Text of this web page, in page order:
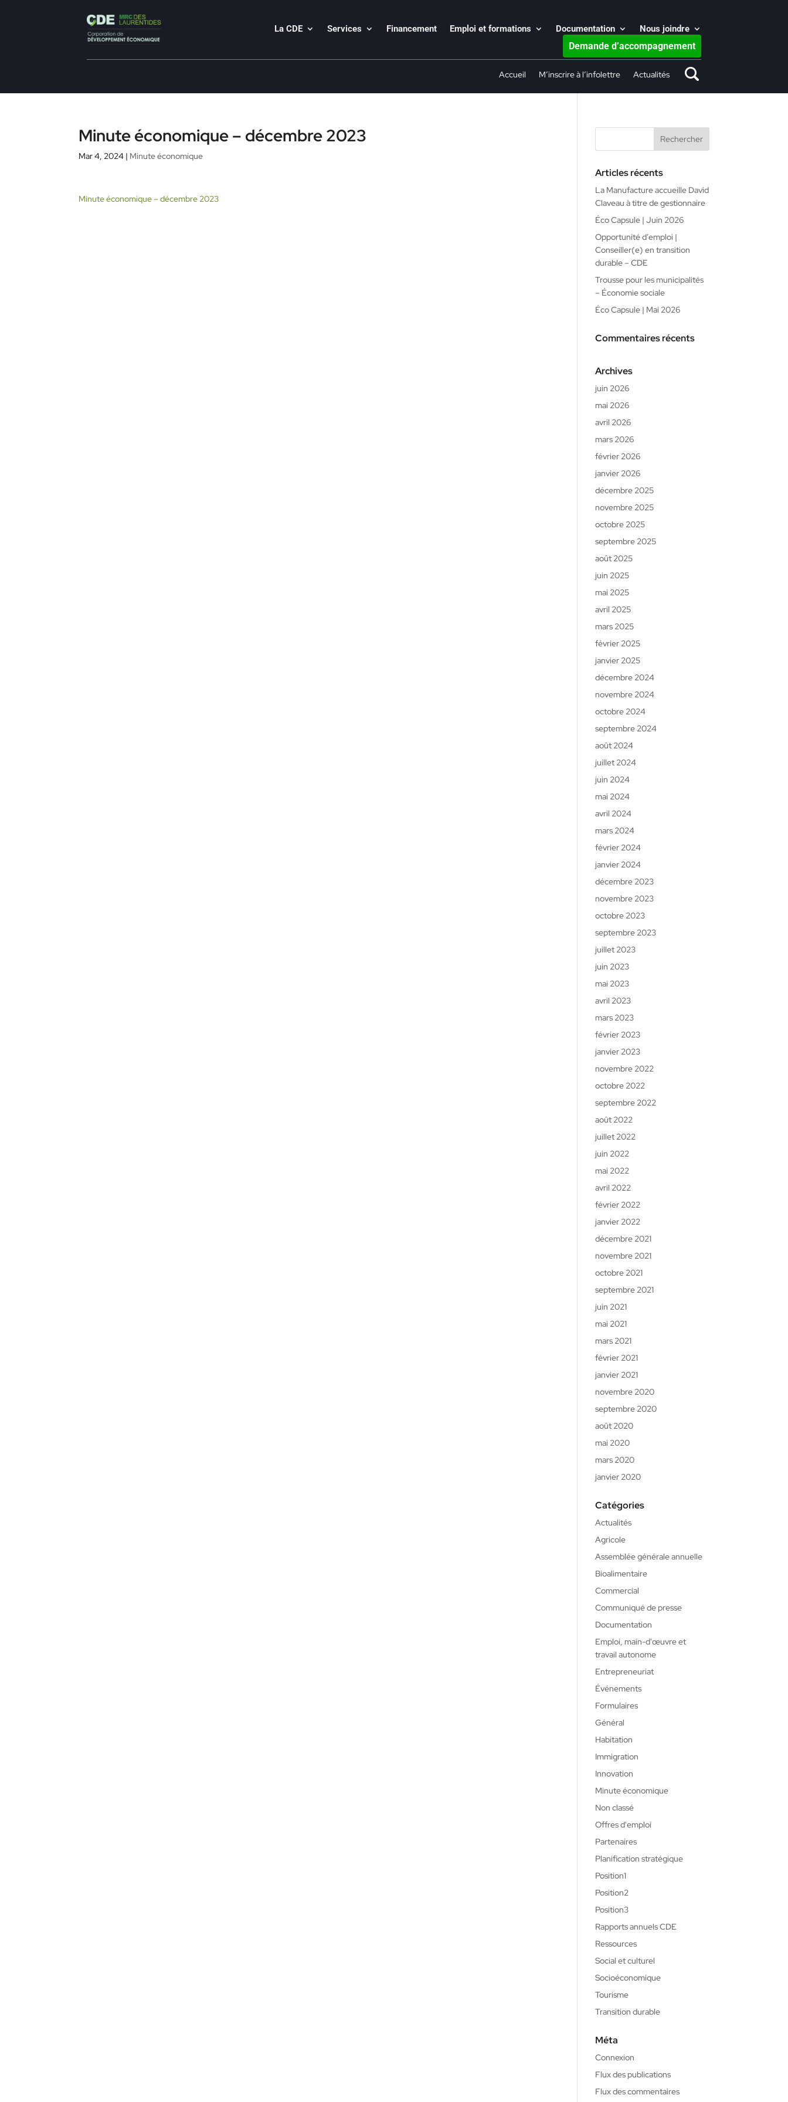
La CDE Services Financement Emploi et formations Documentation Nous joindre
Demande d’accompagnement
Accueil M’inscrire à l’infolettre Actualités
Minute économique – décembre 2023
Mar 4, 2024 | Minute économique
Minute économique – décembre 2023
Articles récents
La Manufacture accueille David
Claveau à titre de gestionnaire
Éco Capsule | Juin 2026
Opportunité d’emploi |
Conseiller(e) en transition
durable – CDE
Trousse pour les municipalités
– Économie sociale
Éco Capsule | Mai 2026
Commentaires récents
Archives
juin 2026
mai 2026
avril 2026
mars 2026
février 2026
janvier 2026
décembre 2025
novembre 2025
octobre 2025
septembre 2025
août 2025
juin 2025
mai 2025
avril 2025
mars 2025
février 2025
janvier 2025
décembre 2024
novembre 2024
octobre 2024
septembre 2024
août 2024
juillet 2024
juin 2024
mai 2024
avril 2024
mars 2024
février 2024
janvier 2024
décembre 2023
novembre 2023
octobre 2023
septembre 2023
juillet 2023
juin 2023
mai 2023
avril 2023
mars 2023
février 2023
janvier 2023
novembre 2022
octobre 2022
septembre 2022
août 2022
juillet 2022
juin 2022
mai 2022
avril 2022
février 2022
janvier 2022
décembre 2021
novembre 2021
octobre 2021
septembre 2021
juin 2021
mai 2021
mars 2021
février 2021
janvier 2021
novembre 2020
septembre 2020
août 2020
mai 2020
mars 2020
janvier 2020
Catégories
Actualités
Agricole
Assemblée générale annuelle
Bioalimentaire
Commercial
Communiqué de presse
Documentation
Emploi, main-d'œuvre et
travail autonome
Entrepreneuriat
Événements
Formulaires
Général
Habitation
Immigration
Innovation
Minute économique
Non classé
Offres d'emploi
Partenaires
Planification stratégique
Position1
Position2
Position3
Rapports annuels CDE
Ressources
Social et culturel
Socioéconomique
Tourisme
Transition durable
Méta
Connexion
Flux des publications
Flux des commentaires